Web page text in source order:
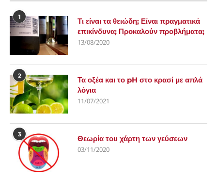
1
Τι είναι τα θειώδη; Είναι πραγματικά
επικίνδυνα; Προκαλούν προβλήματα;
13/08/2020
2
Τα οξέα και το pH στο κρασί με απλά
λόγια
11/07/2021
3 Θεωρία του χάρτη των γεύσεων
03/11/2020